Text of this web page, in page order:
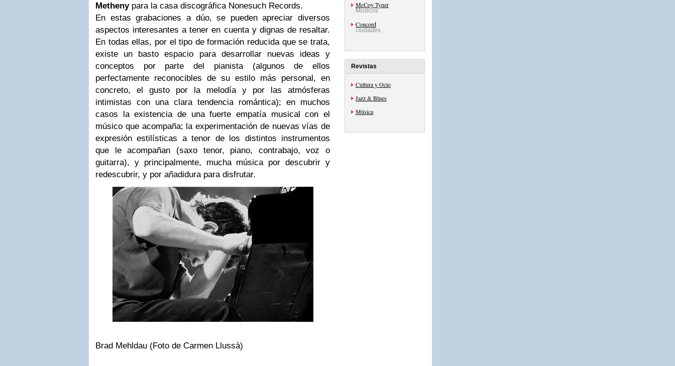
Methenypara la casa discográfica Nonesuch Records.
En estas grabaciones a dúo, se pueden apreciar diversos
aspectos interesantes a tener en cuenta y dignas de resaltar.
En todas ellas, por el tipo de formación reducida que se trata,
existe un basto espacio para desarrollar nuevas ideas y
conceptos por parte del pianista (algunos de ellos
perfectamente reconocibles de su estilo más personal, en
concreto, el gusto por la melodía y por las atmósferas
intimistas con una clara tendencia romántica); en muchos
casos la existencia de una fuerte empatía musical con el
músico que acompaña; la experimentación de nuevas vías de
expresión estilísticas a tenor de los distintos instrumentos
que le acompañan (saxo tenor, piano, contrabajo, voz o
guitarra), y principalmente, mucha música por descubrir y
redescubrir, y por añadidura para disfrutar.
Brad Mehldau (Foto de Carmen Llussà)
McCoy Tyner
Músicos
Concord
ciudades
Revistas
Cultura y Ocio
Jazz & Blues
Música